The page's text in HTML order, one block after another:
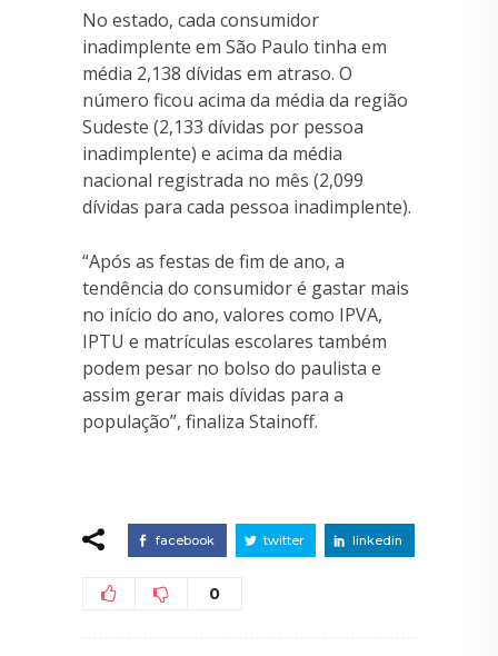
No estado, cada consumidor
inadimplente em São Paulo tinha em
média 2,138 dívidas em atraso. O
número ficou acima da média da região
Sudeste (2,133 dívidas por pessoa
inadimplente) e acima da média
nacional registrada no mês (2,099
dívidas para cada pessoa inadimplente).
“Após as festas de fim de ano, a
tendência do consumidor é gastar mais
no início do ano, valores como IPVA,
IPTU e matrículas escolares também
podem pesar no bolso do paulista e
assim gerar mais dívidas para a
população”, finaliza Stainoff.
facebook twitter linkedin
0